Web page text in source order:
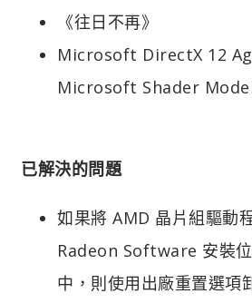
《往日不再》
Microsoft DirectX 12
Microsoft Shader
已解決的問題
如果將 AMD 晶片組驅動
Radeon Software 安裝
中，則使用出廠重置選項